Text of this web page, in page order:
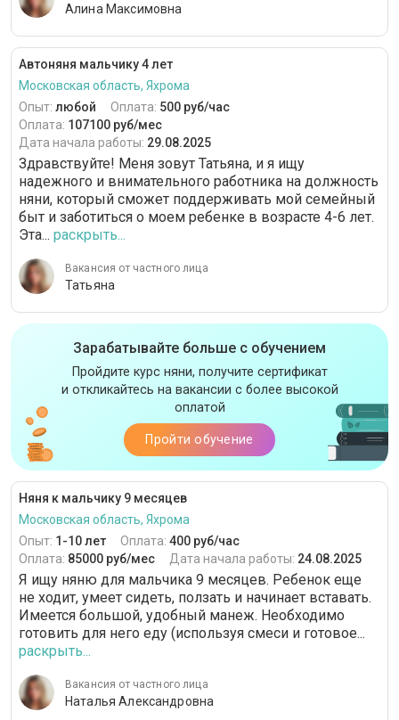
Алина Максимовна
Автоняня мальчику 4 лет
Московская область, Яхрома
Опыт: любой Оплата: 500 руб/час
Оплата: 107100 руб/мес
Дата начала работы: 29.08.2025
Здравствуйте! Меня зовут Татьяна, и я ищу
надежного и внимательного работника на должность
няни, который сможет поддерживать мой семейный
быт и заботиться о моем ребенке в возрасте 4-6 лет.
Эта... раскрыть...
Вакансия от частного лица
Татьяна
Зарабатывайте больше с обучением
Пройдите курс няни, получите сертификат
и откликайтесь на вакансии с более высокой
оплатой
Пройти обучение
Няня к мальчику 9 месяцев
Московская область, Яхрома
Опыт: 1-10 лет Оплата: 400 руб/час
Оплата: 85000 руб/мес Дата начала работы: 24.08.2025
Я ищу няню для мальчика 9 месяцев. Ребенок еще
не ходит, умеет сидеть, ползать и начинает вставать.
Имеется большой, удобный манеж. Необходимо
готовить для него еду (используя смеси и готовое...
раскрыть...
Вакансия от частного лица
Наталья Александровна